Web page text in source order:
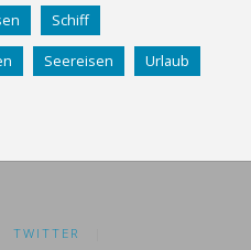
Schiff
Seereisen Urlaub
TWITTER